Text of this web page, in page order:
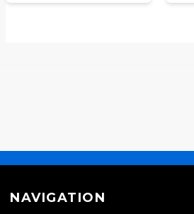
NAVIGATION